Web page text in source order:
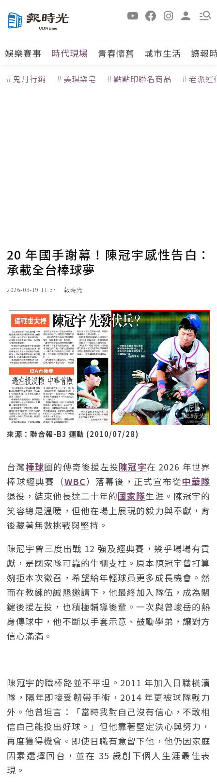
娛樂賽事 時代現場 青春懷舊 城市生活 讀報
＃鬼月行銷 ＃美琪樂皂 ＃點點印聯名商品 ＃老派運
20 年國手謝幕！陳冠宇感性告白：
承載全台棒球夢
2026-03-19 11:37 報時光
來源：聯合報-B3 運動 (2010/07/28)
台灣棒球圈的傳奇後援左投陳冠宇在 2026 年世界
棒球經典賽（WBC）落幕後，正式宣布從中華隊
退役，結束他長達二十年的國家隊生涯。陳冠宇的
笑容總是溫暖，但他在場上展現的毅力與奉獻，背
後藏著無數挑戰與堅持。
陳冠宇曾三度出戰 12 強及經典賽，幾乎場場有貢
獻，是國家隊可靠的牛棚支柱。原本陳冠宇曾打算
婉拒本次徵召，希望給年輕球員更多成長機會。然
而在教練的誠懇邀請下，他最終加入隊伍，成為關
鍵後援左投，也積極輔導後輩。一次與曾峻岳的熱
身傳球中，他不斷以手套示意、鼓勵學弟，讓對方
信心滿滿。
陳冠宇的職棒路並不平坦。2011 年加入日職橫濱
隊，隔年即接受韌帶手術，2014 年更被球隊戰力
外。他曾坦言：「當時我對自己沒有信心，不敢相
信自己能投出好球。」但他靠著堅定決心與努力，
再度獲得機會。即使日職有意留下他，他仍因家庭
因素選擇回台，並在 35 歲創下個人生涯最佳表
現。